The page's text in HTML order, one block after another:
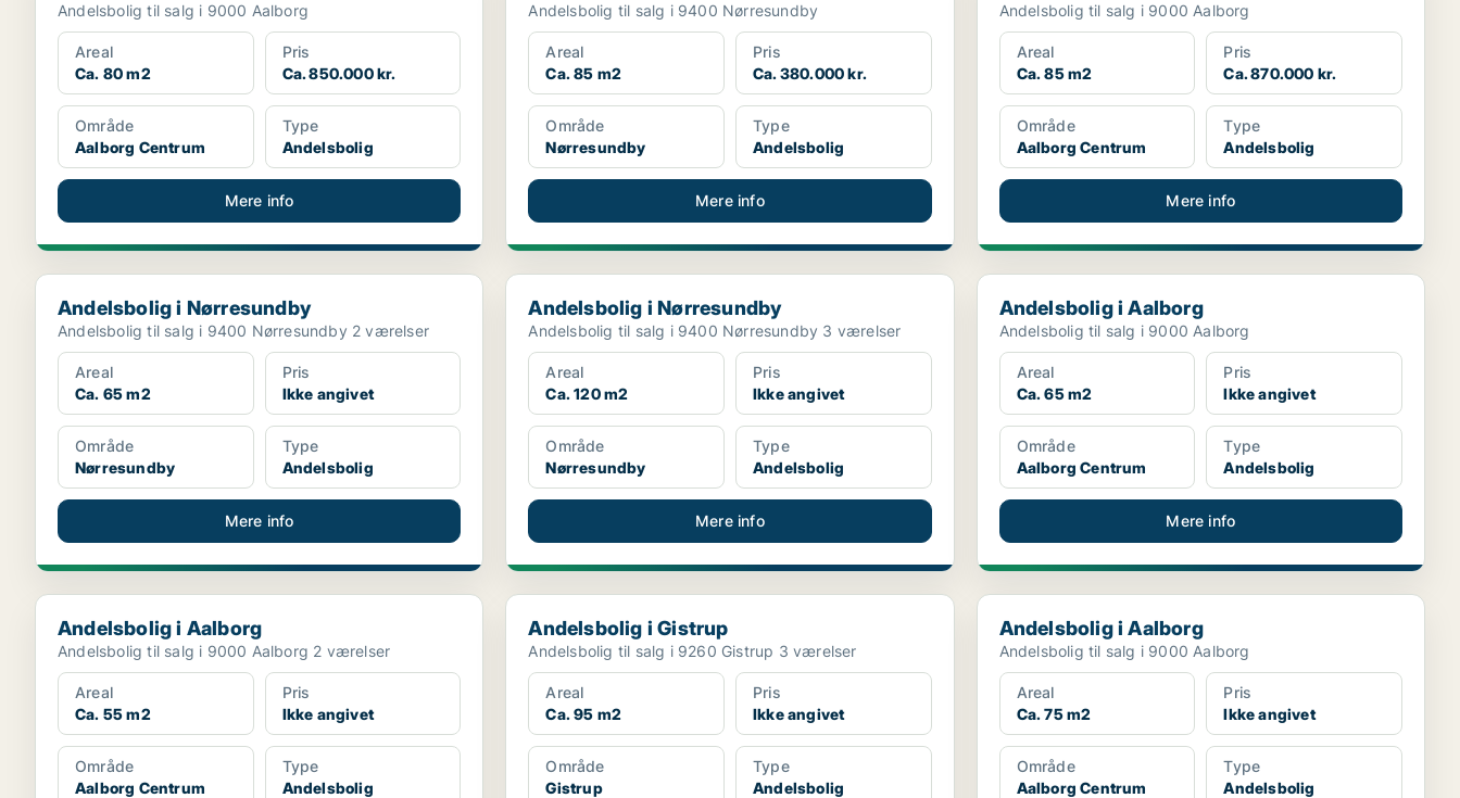
Andelsbolig til salg i 9000 Aalborg
Areal
Ca. 80 m2
Pris
Ca. 850.000 kr.
Område
Aalborg Centrum
Type
Andelsbolig
Mere info
Andelsbolig til salg i 9400 Nørresundby
Areal
Ca. 85 m2
Pris
Ca. 380.000 kr.
Område
Nørresundby
Type
Andelsbolig
Mere info
Andelsbolig til salg i 9000 Aalborg
Areal
Ca. 85 m2
Pris
Ca. 870.000 kr.
Område
Aalborg Centrum
Type
Andelsbolig
Mere info
Andelsbolig i Nørresundby
Andelsbolig i Nørresundby
Andelsbolig til salg i 9400 Nørresundby 2 værelser
Areal
Ca. 65 m2
Pris
Ikke angivet
Område
Nørresundby
Type
Andelsbolig
Mere info
Andelsbolig i Nørresundby
Andelsbolig i Nørresundby
Andelsbolig til salg i 9400 Nørresundby 3 værelser
Areal
Ca. 120 m2
Pris
Ikke angivet
Område
Nørresundby
Type
Andelsbolig
Mere info
Andelsbolig i Aalborg
Andelsbolig i Aalborg
Andelsbolig til salg i 9000 Aalborg
Areal
Ca. 65 m2
Pris
Ikke angivet
Område
Aalborg Centrum
Type
Andelsbolig
Mere info
Andelsbolig i Aalborg
Andelsbolig i Aalborg
Andelsbolig til salg i 9000 Aalborg 2 værelser
Areal
Ca. 55 m2
Pris
Ikke angivet
Område
Aalborg Centrum
Type
Andelsbolig
Andelsbolig i Gistrup
Andelsbolig i Gistrup
Andelsbolig til salg i 9260 Gistrup 3 værelser
Areal
Ca. 95 m2
Pris
Ikke angivet
Område
Gistrup
Type
Andelsbolig
Andelsbolig i Aalborg
Andelsbolig i Aalborg
Andelsbolig til salg i 9000 Aalborg
Areal
Ca. 75 m2
Pris
Ikke angivet
Område
Aalborg Centrum
Type
Andelsbolig